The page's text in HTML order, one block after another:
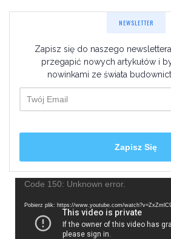
NEWSLETTER
Zapisz się do naszego
przegapić nowych artykułów i
nowinkami ze świata
Odtwarzacz
Code 150: Unknown error.
Pobierz plik: https://www.youtube.com/